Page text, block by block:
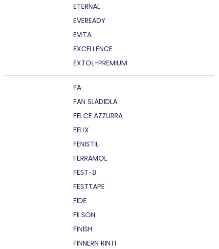
ETERNAL
EVEREADY
EVITA
EXCELLENCE
EXTOL-PREMIUM
FA
FAN SLADIDLA
FELCE AZZURRA
FELIX
FENISTIL
FERRAMOL
FEST-B
FESTTAPE
FIDE
FILSON
FINISH
FINNERN RINTI